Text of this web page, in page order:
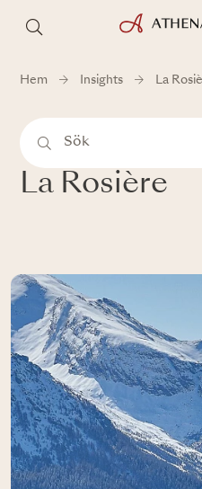
Hem Insights La
La Rosière